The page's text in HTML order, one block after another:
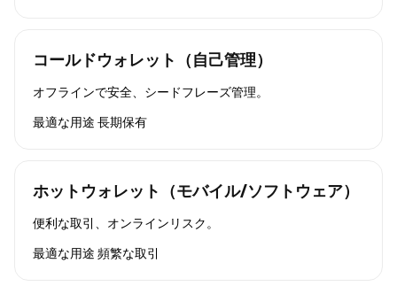
コールドウォレット（自己管理）
オフラインで安全、シードフレーズ管理。
最適な用途 長期保有
ホットウォレット（モバイル/ソフトウェア）
便利な取引、オンラインリスク。
最適な用途 頻繁な取引